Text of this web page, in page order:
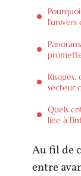
secteur
Quels
liée à
Au fil de
entre